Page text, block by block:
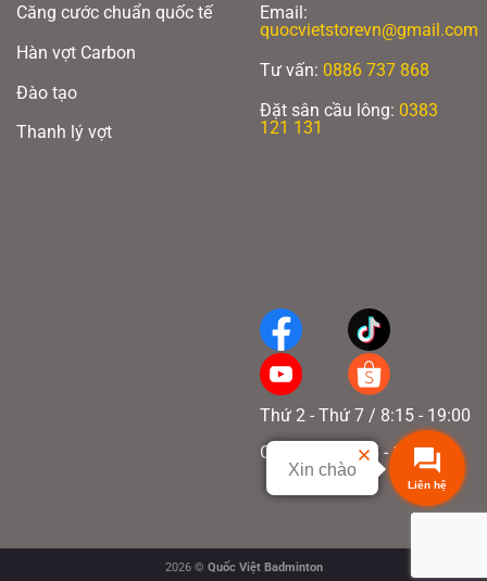
Căng cước chuẩn quốc tế
Hàn vợt Carbon
Đào tạo
Thanh lý vợt
Email:
quocvietstorevn@gmail.com
Tư vấn: 0886 737 868
Đặt sân cầu lông: 0383
121 131
Thứ 2 - Thứ 7 / 8:15 - 19:00
Chủ nhật / 8:15 - 17:00
2026 © Quốc Việt Badminton
Xin chào